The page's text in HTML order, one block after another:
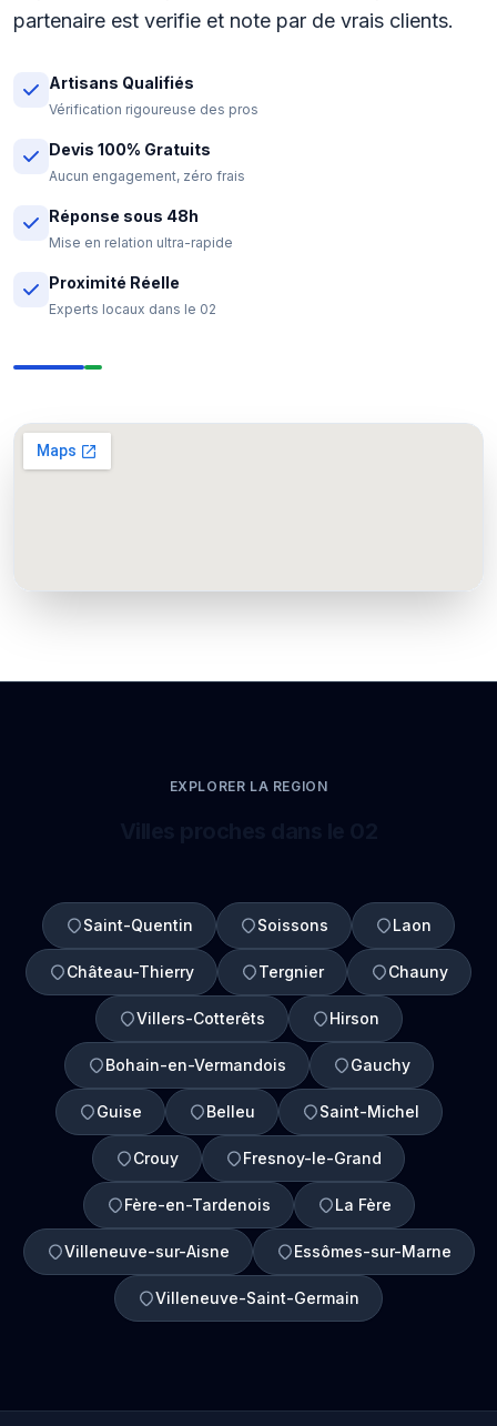
partenaire est verifie et note par de vrais clients.
Artisans Qualifiés
Vérification rigoureuse des pros
Devis 100% Gratuits
Aucun engagement, zéro frais
Réponse sous 48h
Mise en relation ultra-rapide
Proximité Réelle
Experts locaux dans le 02
EXPLORER LA REGION
Saint-Quentin Soissons Laon
Château-Thierry Tergnier Chauny
Villers-Cotterêts Hirson
Bohain-en-Vermandois Gauchy
Guise Belleu Saint-Michel
Crouy Fresnoy-le-Grand
Fère-en-Tardenois La Fère
Villeneuve-sur-Aisne Essômes-sur-Marne
Villeneuve-Saint-Germain